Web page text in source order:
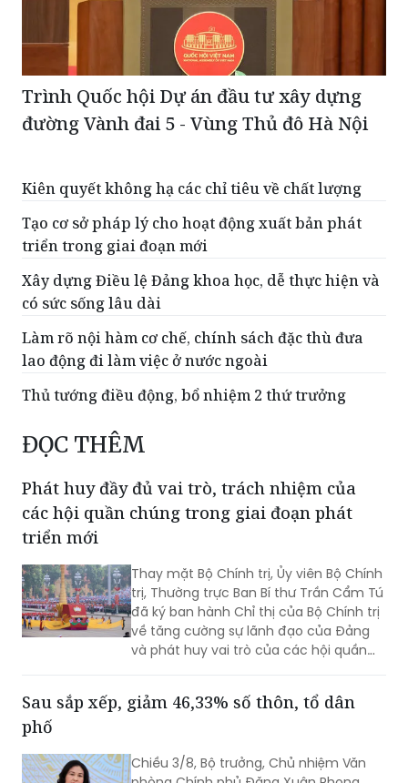
Trình Quốc hội Dự án đầu tư xây dựng
đường Vành đai 5 - Vùng Thủ đô Hà Nội
Kiên quyết không hạ các chỉ tiêu về chất lượng
Tạo cơ sở pháp lý cho hoạt động xuất bản phát
triển trong giai đoạn mới
Xây dựng Điều lệ Đảng khoa học, dễ thực hiện và
có sức sống lâu dài
Làm rõ nội hàm cơ chế, chính sách đặc thù đưa
lao động đi làm việc ở nước ngoài
Thủ tướng điều động, bổ nhiệm 2 thứ trưởng
ĐỌC THÊM
Phát huy đầy đủ vai trò, trách nhiệm của
các hội quần chúng trong giai đoạn phát
triển mới
Thay mặt Bộ Chính trị, Ủy viên Bộ Chính
trị, Thường trực Ban Bí thư Trần Cẩm Tú
đã ký ban hành Chỉ thị của Bộ Chính trị
về tăng cường sự lãnh đạo của Đảng
và phát huy vai trò của các hội quần
Sau sắp xếp, giảm 46,33% số thôn, tổ dân
phố
Chiều 3/8, Bộ trưởng, Chủ nhiệm Văn